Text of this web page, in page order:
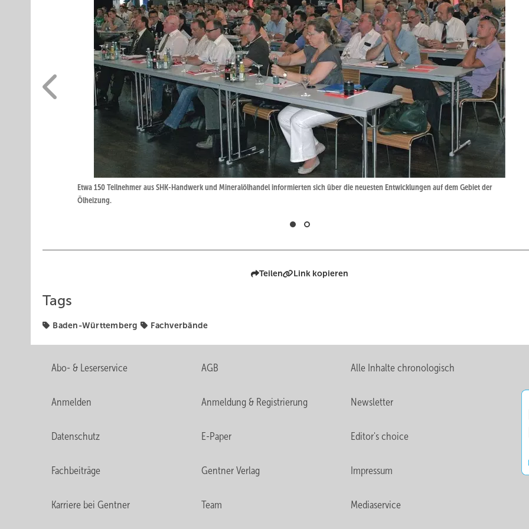
Etwa 150 Teilnehmer aus SHK-Handwerk und Mineralölhandel informierten sich über die neuesten Entwicklungen auf dem Gebiet der
Ölheizung.
Teilen Link kopieren
Tags
Baden-Württemberg Fachverbände
Abo- & Leserservice AGB Alle Inhalte chronologisch
Anmelden Anmeldung & Registrierung Newsletter
Datenschutz E-Paper Editor's choice
Fachbeiträge Gentner Verlag Impressum
Karriere bei Gentner Team Mediaservice